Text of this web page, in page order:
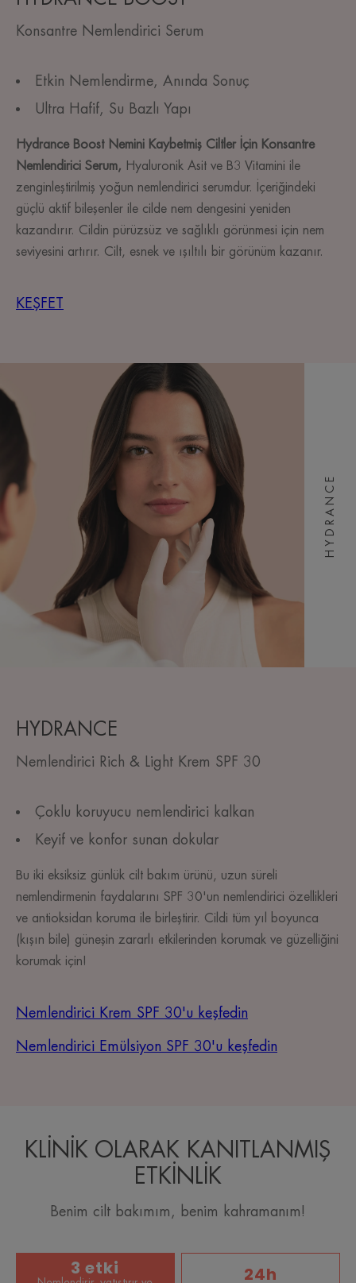
Konsantre Nemlendirici Serum
Etkin Nemlendirme, Anında Sonuç
Ultra Hafif, Su Bazlı Yapı
Hydrance Boost Nemini Kaybetmiş Ciltler İçin Konsantre
Nemlendirici Serum, Hyaluronik Asit ve B3 Vitamini ile
zenginleştirilmiş yoğun nemlendirici serumdur. İçeriğindeki
güçlü aktif bileşenler ile cilde nem dengesini yeniden
kazandırır. Cildin pürüzsüz ve sağlıklı görünmesi için nem
seviyesini artırır. Cilt, esnek ve ışıltılı bir görünüm kazanır.
KEŞFET
HYDRANCE
Nemlendirici Rich & Light Krem SPF 30
Çoklu koruyucu nemlendirici kalkan
Keyif ve konfor sunan dokular
Bu iki eksiksiz günlük cilt bakım ürünü, uzun süreli
nemlendirmenin faydalarını SPF 30'un nemlendirici özellikleri
ve antioksidan koruma ile birleştirir. Cildi tüm yıl boyunca
(kışın bile) güneşin zararlı etkilerinden korumak ve güzelliğini
korumak için!
Nemlendirici Krem SPF 30'u keşfedin
Nemlendirici Emülsiyon SPF 30'u keşfedin
HYDRANCE
KLİNİK OLARAK KANITLANMIŞ
ETKİNLİK
Benim cilt bakımım, benim kahramanım!
3 etki 24h